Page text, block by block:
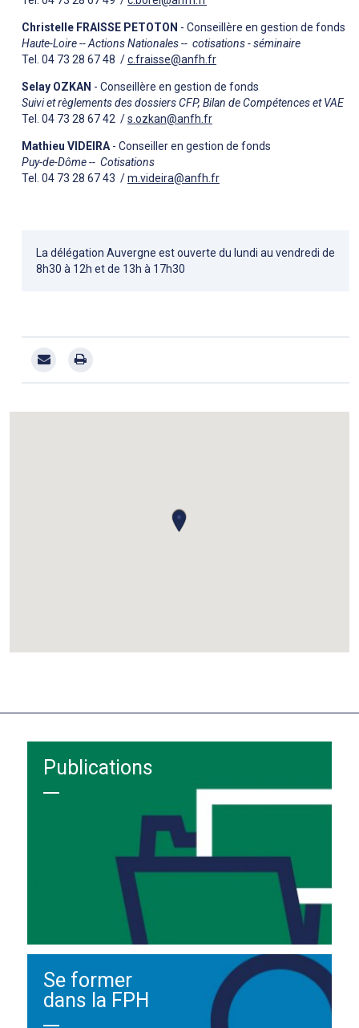
Christelle FRAISSE PETOTON - Conseillère en gestion de fonds
Haute-Loire -- Actions Nationales -- cotisations - séminaire
Tel. 04 73 28 67 48 /c.fraisse@anfh.fr
Selay OZKAN - Conseillère en gestion de fonds
Suivi et règlements des dossiers CFP, Bilan de Compétences et VAE
Tel. 04 73 28 67 42 /s.ozkan@anfh.fr
Mathieu VIDEIRA - Conseiller en gestion de fonds
Puy-de-Dôme -- Cotisations
Tel. 04 73 28 67 43 /m.videira@anfh.fr
La délégation Auvergne est ouverte du lundi au vendredi de
8h30 à 12h et de 13h à 17h30
Publications
Se former
dans la FPH